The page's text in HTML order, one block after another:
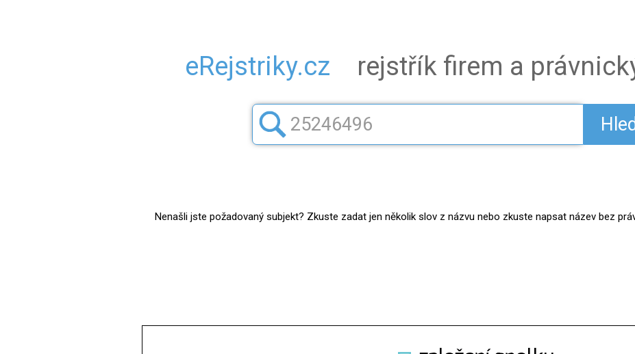
eRejstriky.cz rejstřík firem a
Nenašli jste požadovaný subjekt? Zkuste zadat jen několik slov z názvu nebo zkuste napsat název bez